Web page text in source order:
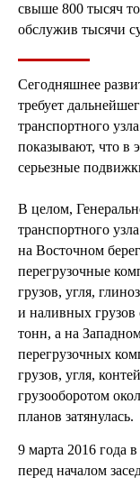
свыше 800 тысяч
обслужив тысячи
Сегодняшнее
требует
транспортного
показывают, что в
серьезные
В целом,
транспортного
на Восточном
перегрузочные
грузов, угля,
и наливных
тонн, а на
перегрузочных
грузов, угля,
грузооборотом
планов затянулась.
9 марта 2016 года
перед началом